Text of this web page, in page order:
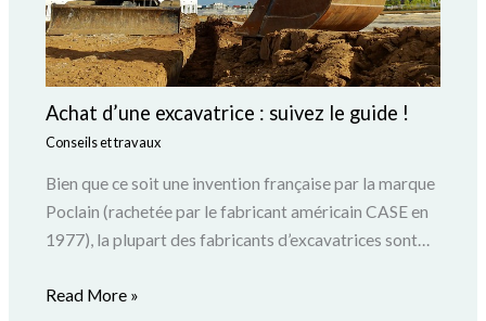
Achat d’une excavatrice : suivez le guide !
Conseils et travaux
Bien que ce soit une invention française par la marque
Poclain (rachetée par le fabricant américain CASE en
1977), la plupart des fabricants d’excavatrices sont…
Read More »